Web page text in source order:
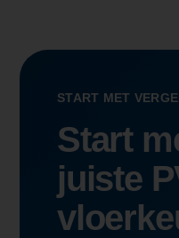
START MET
Start
juiste